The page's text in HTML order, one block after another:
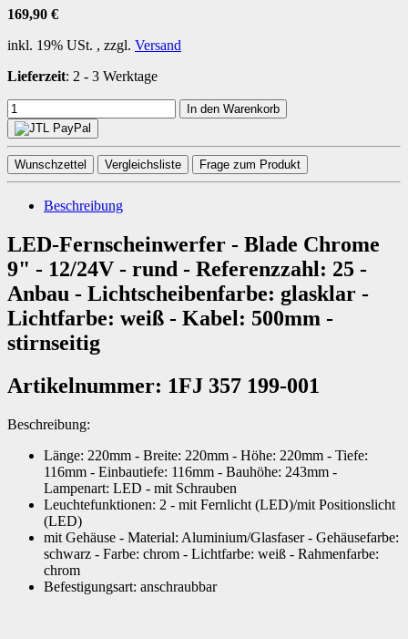
169,90 €
inkl. 19% USt. , zzgl. Versand
Lieferzeit: 2 - 3 Werktage
In den Warenkorb
Wunschzettel Vergleichsliste Frage zum Produkt
Beschreibung
LED-Fernscheinwerfer - Blade Chrome
9" - 12/24V - rund - Referenzzahl: 25 -
Anbau - Lichtscheibenfarbe: glasklar -
Lichtfarbe: weiß - Kabel: 500mm -
stirnseitig
Artikelnummer: 1FJ 357 199-001
Beschreibung:
Länge: 220mm - Breite: 220mm - Höhe: 220mm - Tiefe:
116mm - Einbautiefe: 116mm - Bauhöhe: 243mm -
Lampenart: LED - mit Schrauben
Leuchtefunktionen: 2 - mit Fernlicht (LED)/mit Positionslicht
(LED)
mit Gehäuse - Material: Aluminium/Glasfaser - Gehäusefarbe:
schwarz - Farbe: chrom - Lichtfarbe: weiß - Rahmenfarbe:
chrom
Befestigungsart: anschraubbar